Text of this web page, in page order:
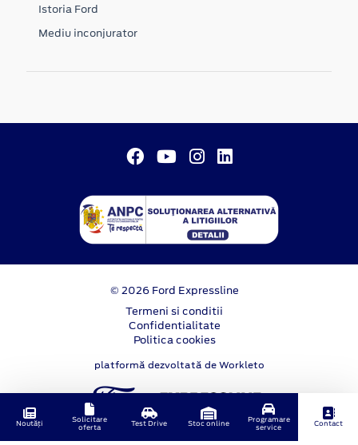
Istoria Ford
Mediu inconjurator
© 2026 Ford Expressline
Termeni si conditii
Confidentialitate
Politica cookies
platformă dezvoltată de Workleto
Noutăți
Solicitare
oferta
Test Drive Stoc online
Programare
service
Contact